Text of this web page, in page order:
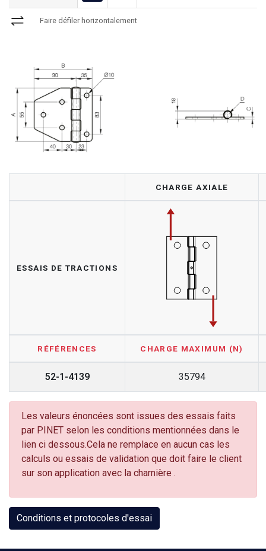
Faire défiler horizontalement
CHARGE AXIALE
ESSAIS DE TRACTIONS
RÉFÉRENCES CHARGE MAXIMUM (N)
52-1-4139 35794
Les valeurs énoncées sont issues des essais faits
par PINET selon les conditions mentionnées dans le
lien ci dessous.Cela ne remplace en aucun cas les
calculs ou essais de validation que doit faire le client
sur son application avec la charnière .
Conditions et protocoles d'essai